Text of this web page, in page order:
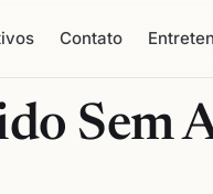
Contato
Sem